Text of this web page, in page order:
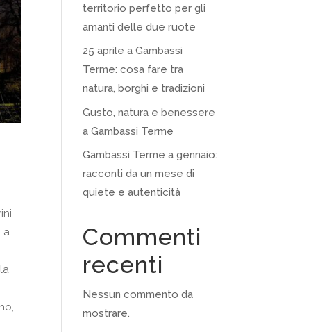
a
territorio perfetto per gli
amanti delle due ruote
25 aprile a Gambassi
Terme: cosa fare tra
natura, borghi e tradizioni
Gusto, natura e benessere
a Gambassi Terme
Gambassi Terme a gennaio:
racconti da un mese di
quiete e autenticità
Commenti
recenti
Nessun commento da
mostrare.